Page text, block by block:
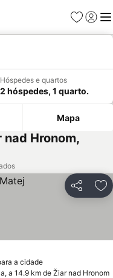
Favoritos
Iniciar
Hóspedes e quartos
2 hóspedes, 1 quarto.
Mapa
Hronom,
Partilhar
a cidadeVer preços
a 14.9 km de Žiar nad Hronom